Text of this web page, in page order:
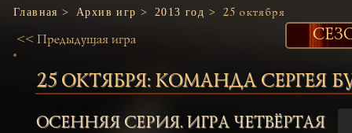
Главная > Архив игр > 2013 год > 25 октября
<< Предыдущая игра
25 ОКТЯБРЯ: КОМАНДА СЕРГЕЯ
ОСЕННЯЯ СЕРИЯ. ИГРА ЧЕТВЁРТАЯ